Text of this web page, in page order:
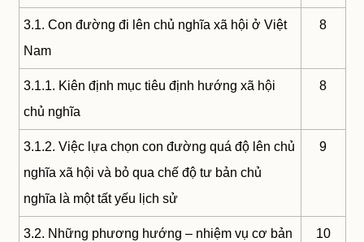
3.1. Con đường đi lên chủ nghĩa xã hội ở Việt
Nam
8
3.1.1. Kiên định mục tiêu định hướng xã hội
chủ nghĩa
8
3.1.2. Việc lựa chọn con đường quá độ lên chủ
nghĩa xã hội và bỏ qua chế độ tư bản chủ
nghĩa là một tất yếu lịch sử
9
3.2. Những phương hướng – nhiệm vụ cơ bản
10